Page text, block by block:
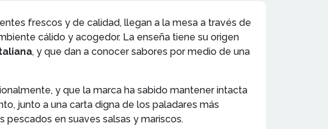
frescos y de calidad, llegan a la mesa a través de
cálido y acogedor. La enseña tiene su origen
, y que dan a conocer sabores por medio de una
y que la marca ha sabido mantener intacta
junto a una carta digna de los paladares más
en suaves salsas y mariscos.